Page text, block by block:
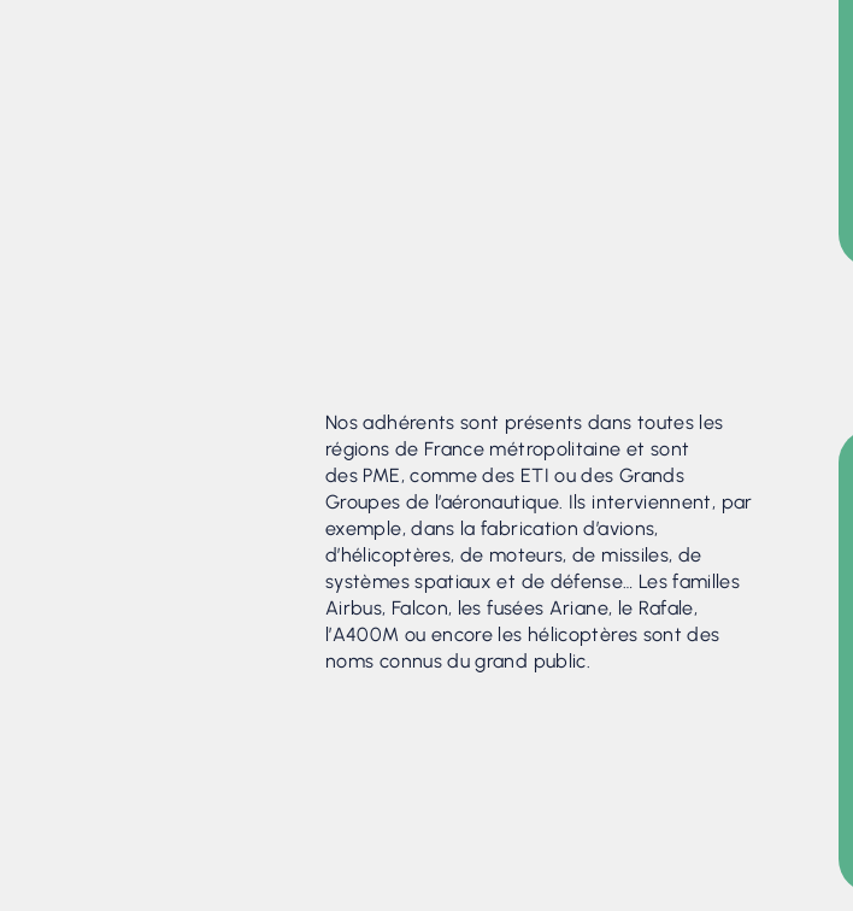
Nos adhérents sont présents dans toutes les
régions de France métropolitaine et sont
des PME, comme des ETI ou des Grands
Groupes de l’aéronautique. Ils interviennent, par
exemple, dans la fabrication d’avions,
d’hélicoptères, de moteurs, de missiles, de
systèmes spatiaux et de défense… Les familles
Airbus, Falcon, les fusées Ariane, le Rafale,
l’A400M ou encore les hélicoptères sont des
noms connus du grand public.